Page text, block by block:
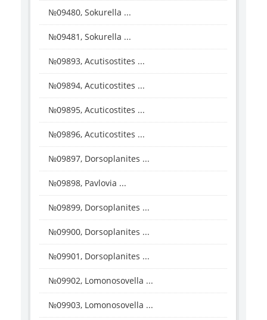
№09480, Sokurella ...
№09481, Sokurella ...
№09893, Acutisostites ...
№09894, Acuticostites ...
№09895, Acuticostites ...
№09896, Acuticostites ...
№09897, Dorsoplanites ...
№09898, Pavlovia ...
№09899, Dorsoplanites ...
№09900, Dorsoplanites ...
№09901, Dorsoplanites ...
№09902, Lomonosovella ...
№09903, Lomonosovella ...